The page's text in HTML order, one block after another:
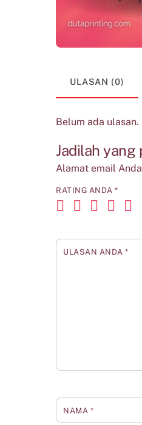
ULASAN (0)
Belum ada ulasan.
Jadilah yang
Alamat email
RATING ANDA*
ULASAN ANDA*
NAMA *